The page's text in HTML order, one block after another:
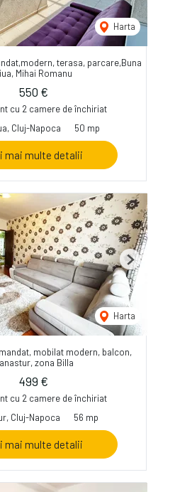
Harta
terasa, parcare,Buna
Mihai Romanu
550 €
cu 2 camere de închiriat
Cluj-Napoca
50 mp
mai multe detalii
Harta
Next
mobilat modern, balcon,
zona Billa
499 €
cu 2 camere de închiriat
Cluj-Napoca
56 mp
mai multe detalii